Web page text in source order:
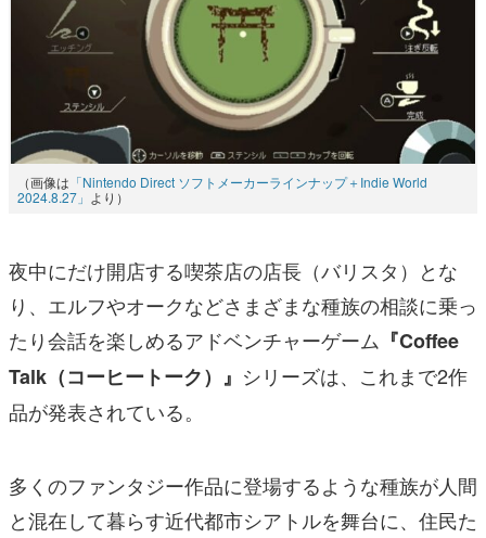
（画像は 「Nintendo Direct ソフトメーカーラインナップ＋Indie World
2024.8.27」 より）
夜中にだけ開店する喫茶店の店長（バリスタ）とな
り、エルフやオークなどさまざまな種族の相談に乗っ
たり会話を楽しめるアドベンチャーゲーム 『Coffee
Talk（コーヒートーク）』 シリーズは、これまで2作
品が発表されている。
多くのファンタジー作品に登場するような種族が人間
と混在して暮らす近代都市シアトルを舞台に、住民た